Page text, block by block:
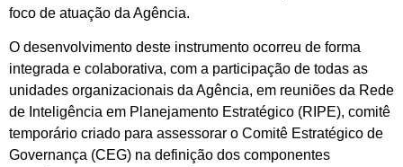
foco de atuação da Agência.
O desenvolvimento deste instrumento ocorreu de forma
integrada e colaborativa, com a participação de todas as
unidades organizacionais da Agência, em reuniões da Rede
de Inteligência em Planejamento Estratégico (RIPE), comitê
temporário criado para assessorar o Comitê Estratégico de
Governança (CEG) na definição dos componentes